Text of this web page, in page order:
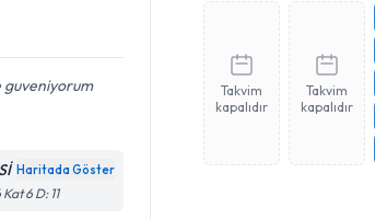
guveniyorum
Haritada Göster
6 D: 11
Takvim
kapalıdır
Takvim
kapalıdır